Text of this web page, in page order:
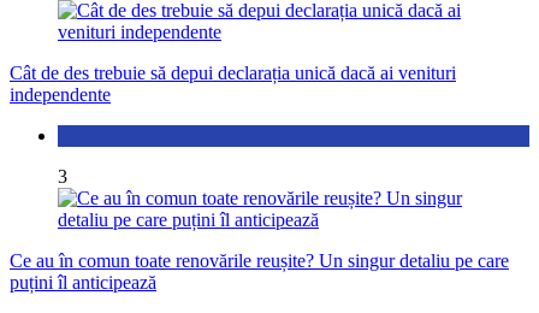
Cât de des trebuie să depui declarația unică dacă ai venituri
independente
3
Ce au în comun toate renovările reușite? Un singur detaliu pe care
puțini îl anticipează